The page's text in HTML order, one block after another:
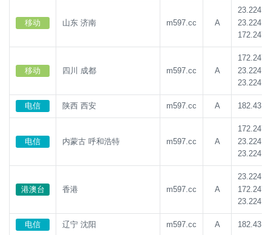
移动 山东 济南 m597.cc A
移动 四川 成都 m597.cc A
电信 陕西 西安 m597.cc A
电信 内蒙古 呼和浩特 m597.cc A
港澳台 香港 m597.cc A
电信 辽宁 沈阳 m597.cc A